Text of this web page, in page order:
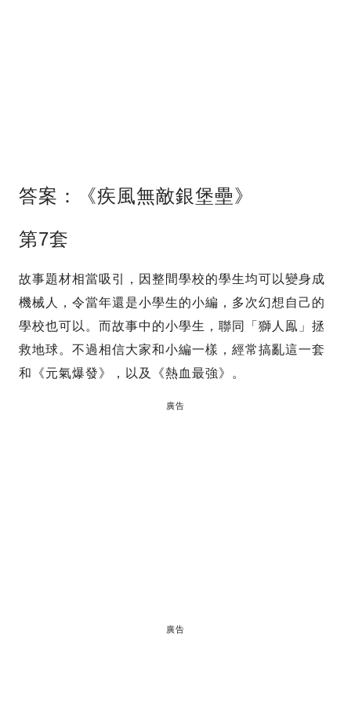
答案：《疾風無敵銀堡壘》
第7套
故事題材相當吸引，因整間學校的學生均可以變身成
機械人，令當年還是小學生的小編，多次幻想自己的
學校也可以。而故事中的小學生，聯同「獅人鳯」拯
救地球。不過相信大家和小編一樣，經常搞亂這一套
和《元氣爆發》，以及《熱血最強》。
廣告
廣告